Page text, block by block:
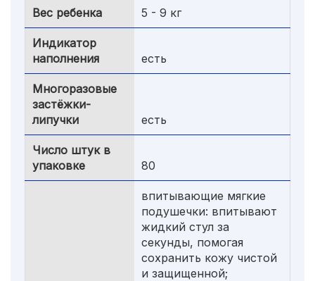
Вес ребенка 5 - 9 кг
Индикатор
наполнения
есть
Многоразовые
застёжки-
липучки
есть
Число штук в
упаковке
80
впитывающие мягкие
подушечки: впитывают
жидкий стул за
секунды, помогая
сохранить кожу чистой
и защищенной;